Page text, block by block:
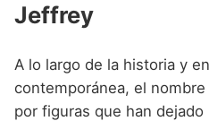
Jeffrey
A lo largo de la historia y
contemporánea, el
por figuras que han